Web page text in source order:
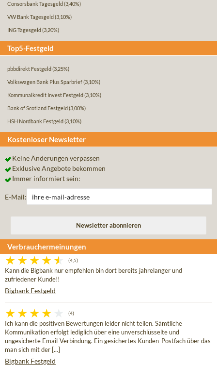
Consorsbank Tagesgeld (3,40%)
VW Bank Tagesgeld (3,10%)
ING Tagesgeld (3,20%)
Top5-Festgeld
pbbdirekt Festgeld (3,25%)
Volkswagen Bank Plus Sparbrief(3,10%)
Kommunalkredit Invest Festgeld (3,10%)
Bank of Scotland Festgeld (3,00%)
HSH Nordbank Festgeld (3,10%)
Kostenloser Newsletter
Keine Änderungen verpassen
Exklusive Angebote bekommen
Immer informiert sein:
E-Mail:
Verbrauchermeinungen
(4,5)
Kann die Bigbank nur empfehlen bin dort bereits jahrelanger und
zufriedener Kunde!!
Bigbank Festgeld
(4)
Ich kann die positiven Bewertungen leider nicht teilen. Sämtliche
Kommunikation erfolgt lediglich über eine unverschlüsselte und
ungesicherte Email-Verbindung. Ein gesichertes Kunden-Postfach über das
man sich mit der [...]
Bigbank Festgeld